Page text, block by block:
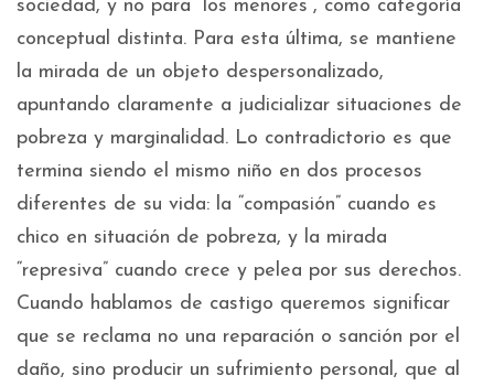
sociedad, y no para “los menores”, como categoría
conceptual distinta. Para esta última, se mantiene
la mirada de un objeto despersonalizado,
apuntando claramente a judicializar situaciones de
pobreza y marginalidad. Lo contradictorio es que
termina siendo el mismo niño en dos procesos
diferentes de su vida: la “compasión” cuando es
chico en situación de pobreza, y la mirada
“represiva” cuando crece y pelea por sus derechos.
Cuando hablamos de castigo queremos significar
que se reclama no una reparación o sanción por el
daño, sino producir un sufrimiento personal, que al